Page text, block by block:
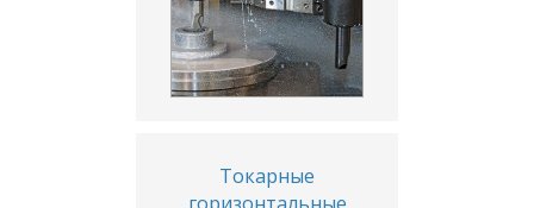
Токарные